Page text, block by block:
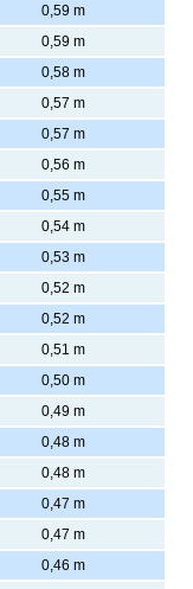
0,59 m
0,59 m
0,58 m
0,57 m
0,57 m
0,56 m
0,55 m
0,54 m
0,53 m
0,52 m
0,52 m
0,51 m
0,50 m
0,49 m
0,48 m
0,48 m
0,47 m
0,47 m
0,46 m